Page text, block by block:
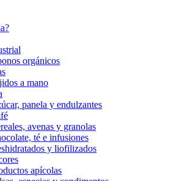
orgánicos
a mano
panela y endulzantes
avenas y granolas
té e infusiones
y liofilizados
apícolas